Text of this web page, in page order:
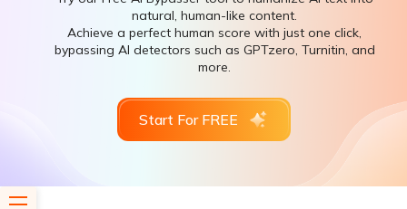
natural, human-like content.
Achieve a perfect human score with just one click,
bypassing AI detectors such as GPTzero, Turnitin, and
more.
Start For FREE